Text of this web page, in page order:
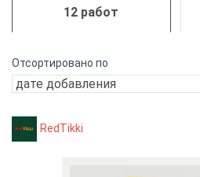
12 работ
Отсортировано по
RedTikki